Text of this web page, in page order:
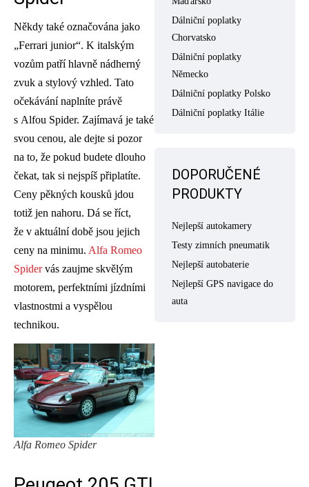
Někdy také označována jako
„Ferrari junior“. K italským
vozům patří hlavně nádherný
zvuk a stylový vzhled. Tato
očekávání naplníte právě
s Alfou Spider. Zajímavá je také
svou cenou, ale dejte si pozor
na to, že pokud budete dlouho
čekat, tak si nejspíš připlatíte.
Ceny pěkných kousků jdou
totiž jen nahoru. Dá se říct,
že v aktuální době jsou jejich
ceny na minimu. Alfa Romeo
Spidervás zaujme skvělým
motorem, perfektními jízdními
vlastnostmi a vyspělou
technikou.
Alfa Romeo Spider
Dálniční poplatky
Chorvatsko
Dálniční poplatky
Německo
Dálniční poplatky Polsko
Dálniční poplatky Itálie
DOPORUČENÉ
PRODUKTY
Nejlepší autokamery
Testy zimních pneumatik
Nejlepší autobaterie
Nejlepší GPS navigace do
auta